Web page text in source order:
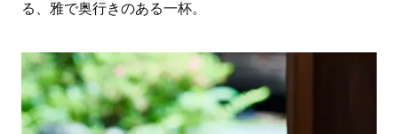
る、雅で奥行きのある一杯。